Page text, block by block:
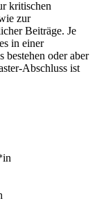
kritischen
zur
Beiträge. Je
in einer
bestehen oder aber
Abschluss ist